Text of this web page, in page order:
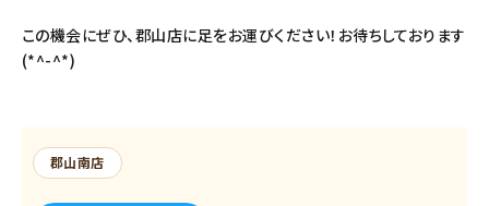
この機会にぜひ、郡山店に足をお運びください！お待ちしております
(*^-^*)
郡山南店